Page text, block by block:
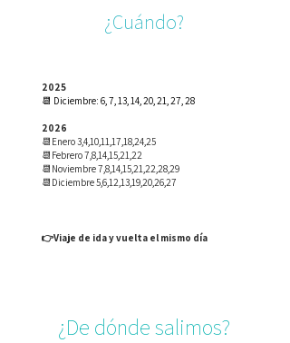
¿Cuándo?
2025
📆 Diciembre: 6, 7, 13, 14, 20, 21, 27, 28
2026
📆Enero 3,4,10,11,17,18,24,25
📆Febrero 7,8,14,15,21,22
📆Noviembre 7,8,14,15,21,22,28,29
📆Diciembre 5,6,12,13,19,20,26,27
👉Viaje de ida y vuelta el mismo día
¿De dónde salimos?